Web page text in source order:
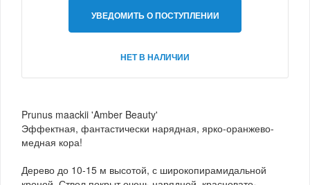
УВЕДОМИТЬ О ПОСТУПЛЕНИИ
НЕТ В НАЛИЧИИ
Prunus maackii 'Amber Beauty'
Эффектная, фантастически нарядная, ярко-оранжево-
медная кора!
Дерево до 10-15 м высотой, с широкопирамидальной